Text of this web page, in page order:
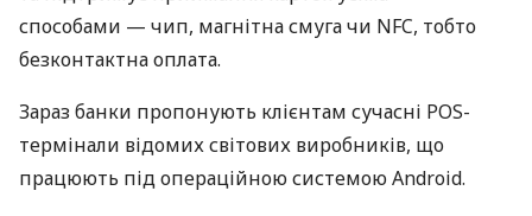
способами — чип, магнітна смуга чи NFC, тобто
безконтактна оплата.
Зараз банки пропонують клієнтам сучасні POS-
термінали відомих світових виробників, що
працюють під операційною системою Android.